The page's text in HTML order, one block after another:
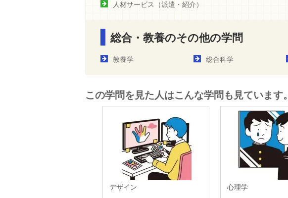
人材サービス（派遣・紹介）
総合・教養のその他の学問
教養学 総合科学
この学問を見た人はこんな学問も見ています。
デザイン 心理学